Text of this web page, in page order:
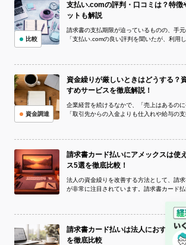
支払い.comの評判・口コミは？特徴
ットも解説
請求書の支払期限が迫っているものの、手元
「支払い.comの良い評判を聞いたが、利用
比較
資金繰りが厳しいときはどうする？
すめサービスを徹底解説！
企業経営を続けるなかで、「売上はあるのに
「取引先からの入金よりも仕入れや給与の
資金調達
請求書カード払いにアメックスは使
ス5選を徹底比較！
法人の資金繰りを改善する方法として、請
が非常に注目されています。請求書カード
請求書カード払いは法人におすすめ
を徹底比較